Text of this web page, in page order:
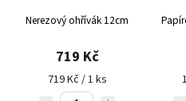
Nerezový ohřívák 12cm
719 Kč
719 Kč / 1 ks